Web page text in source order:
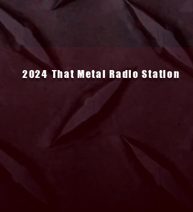
2024 That Metal Radio Station